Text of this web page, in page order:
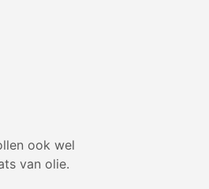
ook wel
van olie.